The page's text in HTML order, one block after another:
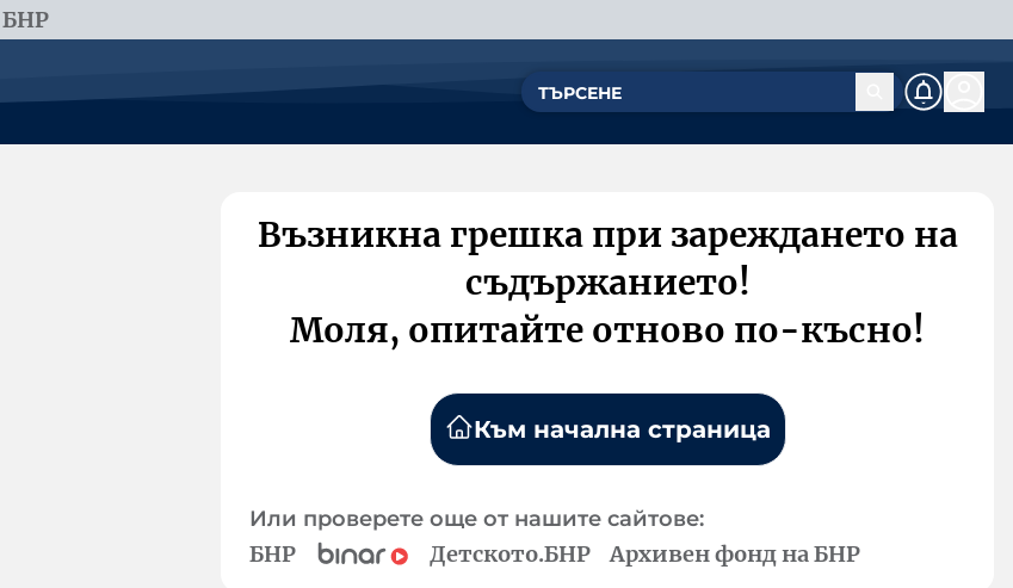
БНР
Възникна грешка при зареждането на
съдържанието!
Моля, опитайте отново по-късно!
Към начална страница
Или проверете още от нашите сайтове:
БНР Детското.БНР Архивен фонд на БНР